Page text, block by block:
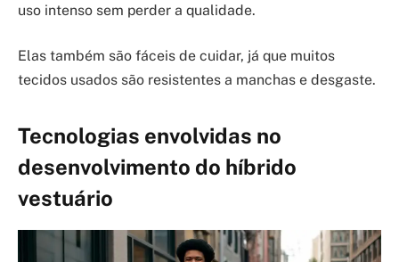
uso intenso sem perder a qualidade.
Elas também são fáceis de cuidar, já que muitos
tecidos usados são resistentes a manchas e desgaste.
Tecnologias envolvidas no
desenvolvimento do híbrido
vestuário